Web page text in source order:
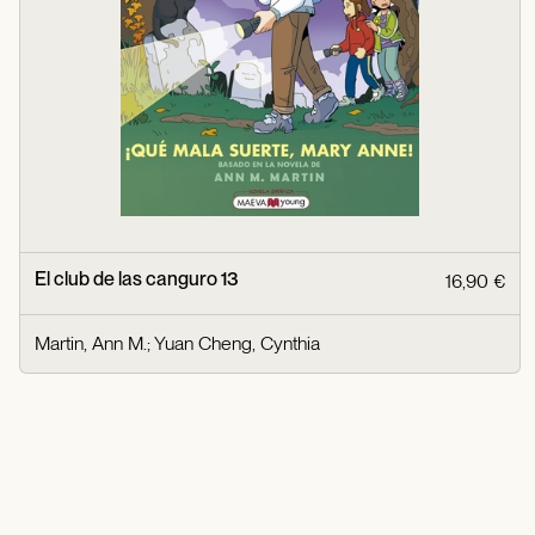
El club de las canguro 13 16,90 €
Martin, Ann M.;Yuan Cheng, Cynthia